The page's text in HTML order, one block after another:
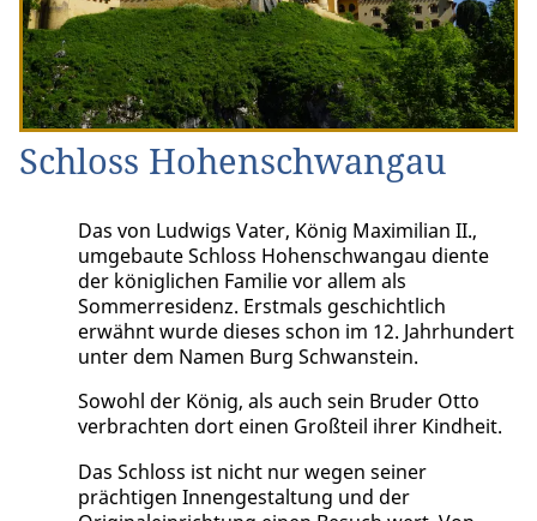
Schloss Hohenschwangau
Das von Ludwigs Vater, König Maximilian II.,
umgebaute Schloss Hohenschwangau diente
der königlichen Familie vor allem als
Sommerresidenz. Erstmals geschichtlich
erwähnt wurde dieses schon im 12. Jahrhundert
unter dem Namen Burg Schwanstein.
Sowohl der König, als auch sein Bruder Otto
verbrachten dort einen Großteil ihrer Kindheit.
Das Schloss ist nicht nur wegen seiner
prächtigen Innengestaltung und der